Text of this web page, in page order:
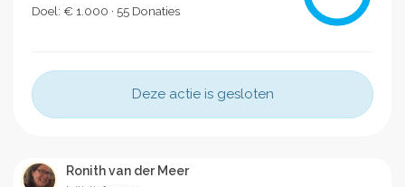
Doel: € 1.000 · 55 Donaties
Deze actie is gesloten
Ronith van der Meer